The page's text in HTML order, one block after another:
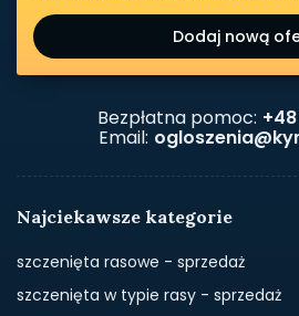
Dodaj nową
Bezpłatna pomoc: +48
Email:
Najciekawsze kategorie
szczenięta rasowe - sprzedaż
szczenięta w typie rasy - sprzedaż